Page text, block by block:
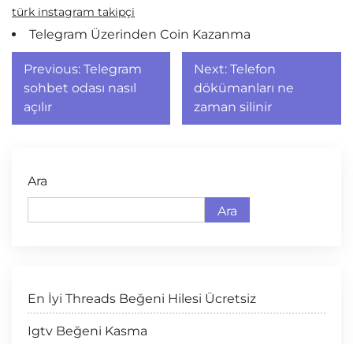
türk instagram takipçi
Telegram Üzerinden Coin Kazanma
Yazı
gezinmesi
Previous: Telegram
sohbet odası nasıl
açılır
Next: Telefon
dökümanları ne
zaman silinir
Ara
Ara
En İyi Threads Beğeni Hilesi Ücretsiz
Igtv Beğeni Kasma